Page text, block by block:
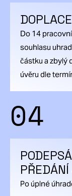
Do 14
souhlasu
částku a zbylý
úvěru dle
04
Po úplné